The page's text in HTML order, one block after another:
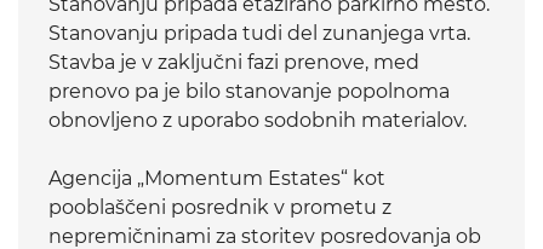
Stanovanju pripada tudi del zunanjega vrta.
Stavba je v zaključni fazi prenove, med
prenovo pa je bilo stanovanje popolnoma
obnovljeno z uporabo sodobnih materialov.
Agencija „Momentum Estates“ kot
pooblaščeni posrednik v prometu z
nepremičninami za storitev posredovanja ob